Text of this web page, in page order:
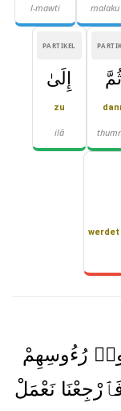
malaku
l-mawti
ثُمَّ
PARTIKEL
إِلَىٰ
zu
ilā
رُءُوسِهِمْ
نَعْمَلْ